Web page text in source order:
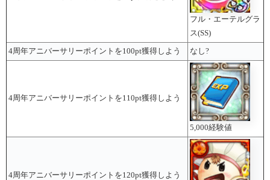
フル・エーテルグラ
ス(SS)
4周年アニバーサリーポイントを100pt獲得しよう なし?
4周年アニバーサリーポイントを110pt獲得しよう
5,000経験値
4周年アニバーサリーポイントを120pt獲得しよう